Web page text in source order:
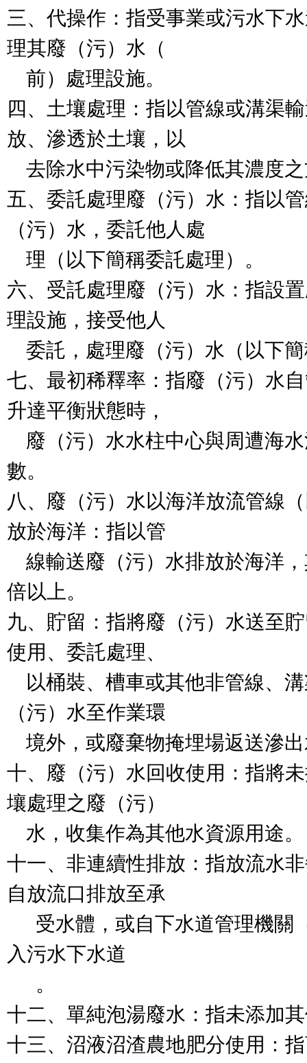
三、代操作：指受事業或污水下
理其廢（污）水（
四、土壤處理：指以管線或溝渠
放、滲透於土壤，以
五、委託處理廢（污）水：指以
（污）水，委託他人處
六、受託處理廢（污）水：指設
理設施，接受他人
七、最初稀釋率：指廢（污）水
升達平衡狀態時，
數。
八、廢（污）水以海洋放流管線
放於海洋：指以管
倍以上。
九、貯留：指將廢（污）水送至
使用、委託處理、
（污）水至作業環
十、廢（污）水回收使用：指將
壤處理之廢（污）
十一、非連續性排放：指放流水
自放流口排放至承
入污水下水道
十二、單純泡湯廢水：指未添加
十三、沼液沼渣農地肥分使用：